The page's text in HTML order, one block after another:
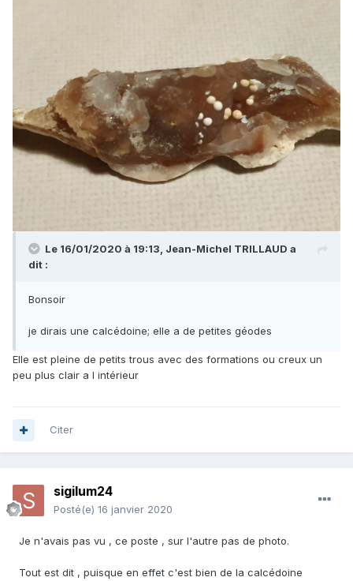
Le 16/01/2020 à 19:13, Jean-Michel TRILLAUD a
dit :
Bonsoir
je dirais une calcédoine; elle a de petites géodes
Elle est pleine de petits trous avec des formations ou creux un
peu plus clair a l intérieur
Citer
sigilum24
Posté(e) 16 janvier 2020
Je n'avais pas vu , ce poste , sur l'autre pas de photo.
Tout est dit , puisque en effet c'est bien de la calcédoine